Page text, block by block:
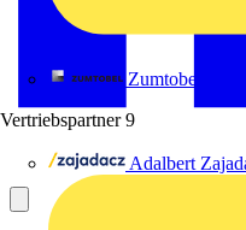
Zumtobel
Vertriebspartner 9
Adalbert